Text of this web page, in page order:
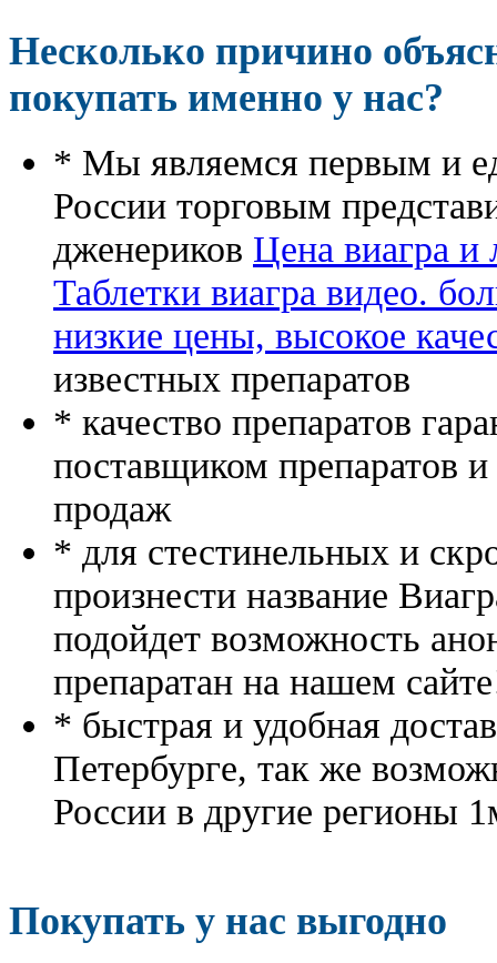
Несколько причино
покупать именно у нас?
* Мы являемся первым и
России торговым
дженериков Цена виагра и
Таблетки виагра видео.
низкие цены, высокое
известных препаратов
* качество препаратов
поставщиком препаратов
продаж
* для стестинельных и
произнести название
подойдет возможность
препаратан на нашем
* быстрая и удобная
Петербурге, так же
России в другие регионы
Покупать у нас выгодно